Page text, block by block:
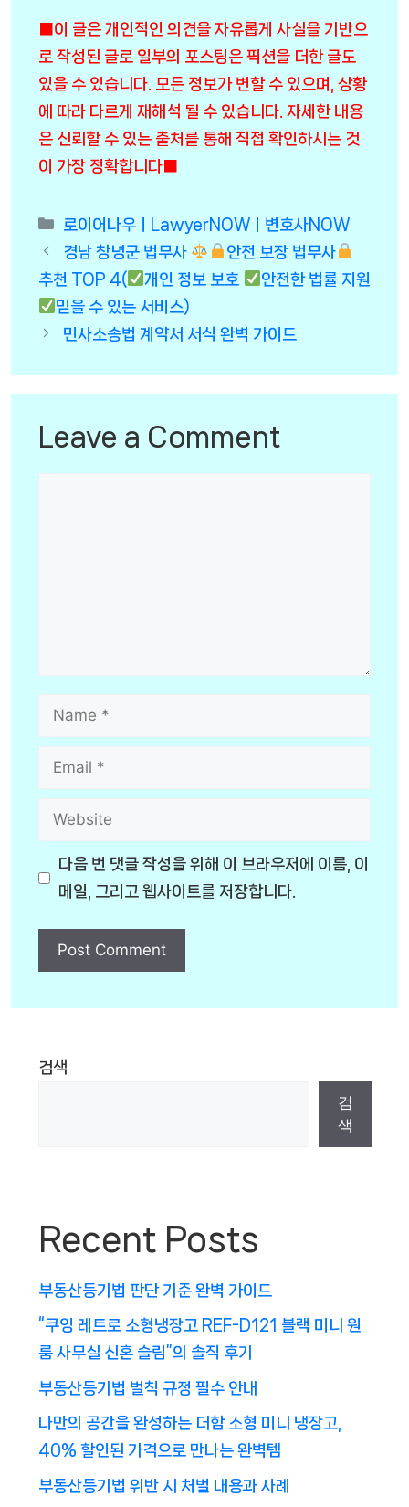
■이 글은 개인적인 의견을 자유롭게 사실을 기반으
로 작성된 글로 일부의 포스팅은 픽션을 더한 글도
있을 수 있습니다. 모든 정보가 변할 수 있으며, 상황
에 따라 다르게 재해석 될 수 있습니다. 자세한 내용
은 신뢰할 수 있는 출처를 통해 직접 확인하시는 것
이 가장 정확합니다■
Categories
로이어나우ㅣLawyerNOWㅣ변호사NOW
경남 창녕군 법무사
안전 보장 법무사
추천 TOP 4(
개인 정보 보호
안전한 법률 지원
믿을 수 있는 서비스)
민사소송법 계약서 서식 완벽 가이드
Leave a Comment
Name
Email
Website
다음 번 댓글 작성을 위해 이 브라우저에 이름, 이
메일, 그리고 웹사이트를 저장합니다.
검색
검
색
Recent Posts
부동산등기법 판단 기준 완벽 가이드
“쿠잉 레트로 소형냉장고 REF-D121 블랙 미니 원
룸 사무실 신혼 슬림”의 솔직 후기
부동산등기법 벌칙 규정 필수 안내
나만의 공간을 완성하는 더함 소형 미니 냉장고,
40% 할인된 가격으로 만나는 완벽템
부동산등기법 위반 시 처벌 내용과 사례